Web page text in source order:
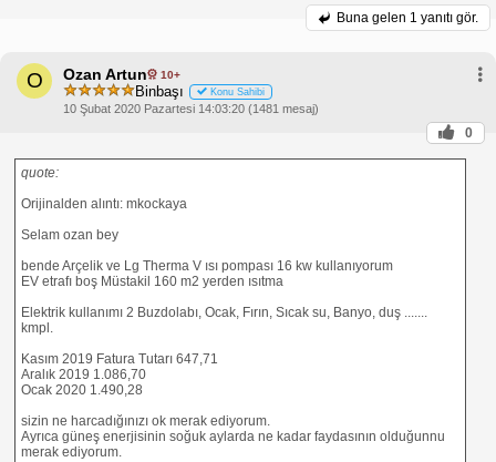
Buna gelen 1 yanıtı gör.
O Ozan Artun 10+
Binbaşı Konu Sahibi
10 Şubat 2020 Pazartesi 14:03:20 (1481 mesaj)
0
quote:
Orijinalden alıntı: mkockaya
Selam ozan bey
bende Arçelik ve Lg Therma V ısı pompası 16 kw kullanıyorum
EV etrafı boş Müstakil 160 m2 yerden ısıtma
Elektrik kullanımı 2 Buzdolabı, Ocak, Fırın, Sıcak su, Banyo, duş .......
kmpl.
Kasım 2019 Fatura Tutarı 647,71
Aralık 2019 1.086,70
Ocak 2020 1.490,28
sizin ne harcadığınızı ok merak ediyorum.
Ayrıca güneş enerjisinin soğuk aylarda ne kadar faydasının olduğunnu
merak ediyorum.